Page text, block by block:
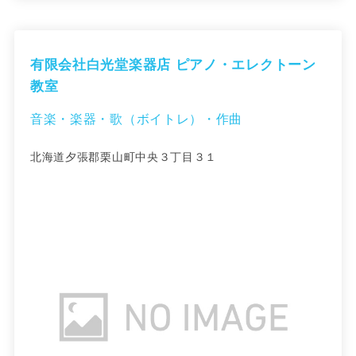
有限会社白光堂楽器店 ピアノ・エレクトーン
教室
音楽・楽器・歌（ボイトレ）・作曲
北海道夕張郡栗山町中央３丁目３１